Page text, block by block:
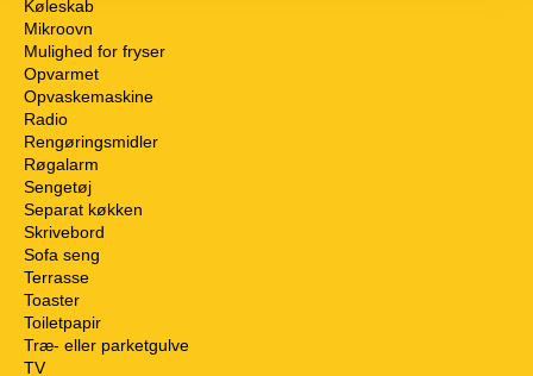
Køleskab
Mikroovn
Mulighed for fryser
Opvarmet
Opvaskemaskine
Radio
Rengøringsmidler
Røgalarm
Sengetøj
Separat køkken
Skrivebord
Sofa seng
Terrasse
Toaster
Toiletpapir
Træ- eller parketgulve
TV